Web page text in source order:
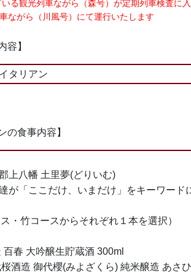
る観光列車ながら（森号）が定期列車検査に入
ながら（川風号）にて運行いたします
容】
タリアン
の食事内容】
上八幡 土里夢(どりいむ)
が「ここだけ、いまだけ」をキーワード
・竹コースからそれぞれ１本を選択）
春 大吟醸生貯蔵酒 300ml
酒造 御代櫻(みよざくら) 純米醸造 あさ